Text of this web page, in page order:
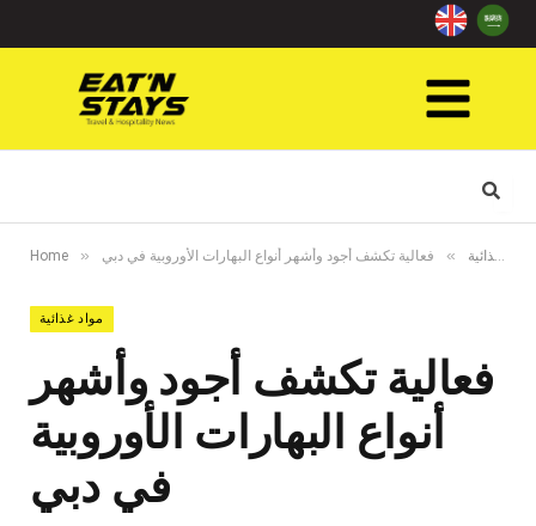
Home » مواد غذائية » فعالية تكشف أجود وأشهر أنواع البهارات الأوروبية في دبي
مواد غذائية
فعالية تكشف أجود وأشهر
أنواع البهارات الأوروبية
في دبي